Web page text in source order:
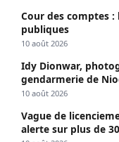
Cour des comptes :
publiques
10 août 2026
Idy Dionwar,
gendarmerie de
10 août 2026
Vague de
alerte sur plus de